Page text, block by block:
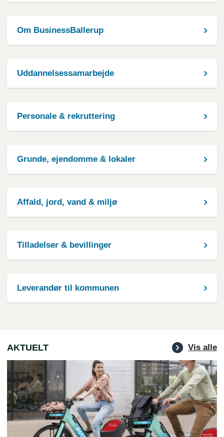
Om BusinessBallerup
Uddannelsessamarbejde
Personale & rekruttering
Grunde, ejendomme & lokaler
Affald, jord, vand & miljø
Tilladelser & bevillinger
Leverandør til kommunen
AKTUELT Vis alle